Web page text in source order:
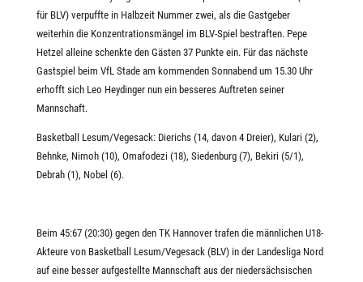
für BLV) verpuffte in Halbzeit Nummer zwei, als die Gastgeber
weiterhin die Konzentrationsmängel im BLV-Spiel bestraften. Pepe
Hetzel alleine schenkte den Gästen 37 Punkte ein. Für das nächste
Gastspiel beim VfL Stade am kommenden Sonnabend um 15.30 Uhr
erhofft sich Leo Heydinger nun ein besseres Auftreten seiner
Mannschaft.
Basketball Lesum/Vegesack: Dierichs (14, davon 4 Dreier), Kulari (2),
Behnke, Nimoh (10), Omafodezi (18), Siedenburg (7), Bekiri (5/1),
Debrah (1), Nobel (6).
Beim 45:67 (20:30) gegen den TK Hannover trafen die männlichen U18-
Akteure von Basketball Lesum/Vegesack (BLV) in der Landesliga Nord
auf eine besser aufgestellte Mannschaft aus der niedersächsischen